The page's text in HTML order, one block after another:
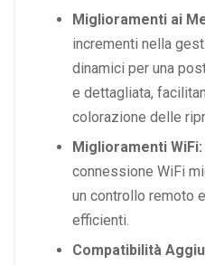
Miglioramenti ai
incrementi nella
dinamici per una
e dettagliata,
colorazione delle
Miglioramenti WiFi:
connessione WiFi
un controllo remoto
efficienti.
Compatibilità